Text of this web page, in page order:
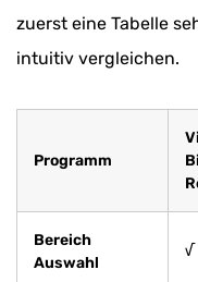
zuerst eine Tabelle
intuitiv vergleichen.
Programm
Bereich
Auswahl
√